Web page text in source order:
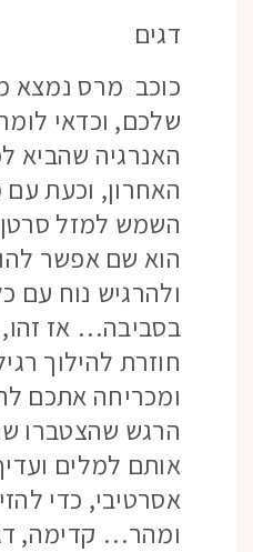
דגים
כוכב מרס נמצא
שלכם, וכדאי
האנרגיה שהביא
האחרון, וכעת
השמש למזל סרטן
הוא שם אפשר
ולהרגיש נוח עם
בסביבה… אז זהו,
חוזרת להילוך
ומכריחה אתכם
הרגש שהצטברו
אותם למלים
אסרטיבי, כדי
ומהר… קדימה,